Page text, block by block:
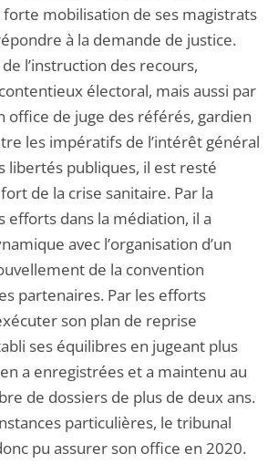
mobilisation de ses magistrats
à la demande de justice.
l’instruction des recours,
électoral, mais aussi par
office de juge des référés, gardien
les impératifs de l’intérêt général
libertés publiques, il est resté
de la crise sanitaire. Par la
efforts dans la médiation, il a
avec l’organisation d’un
de la convention
partenaires. Par les efforts
son plan de reprise
ses équilibres en jugeant plus
a enregistrées et a maintenu au
de dossiers de plus de deux ans.
particulières, le tribunal
pu assurer son office en 2020.